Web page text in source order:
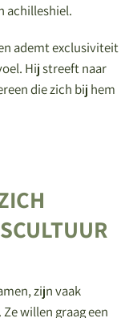
achilleshiel.
ademt exclusiviteit
Hij streeft naar
die zich bij hem
zijn vaak
willen graag een